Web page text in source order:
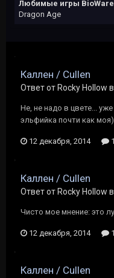
Любимые игры BioWare
Dragon Age
Каллен / Cullen
Ответ от Rocky Hollow в
Не, не надо в цвете...
эльфийка почти как
12 декабря, 2014
Каллен / Cullen
Ответ от Rocky Hollow в
Чисто мое мнение: это
12 декабря, 2014
Каллен / Cullen